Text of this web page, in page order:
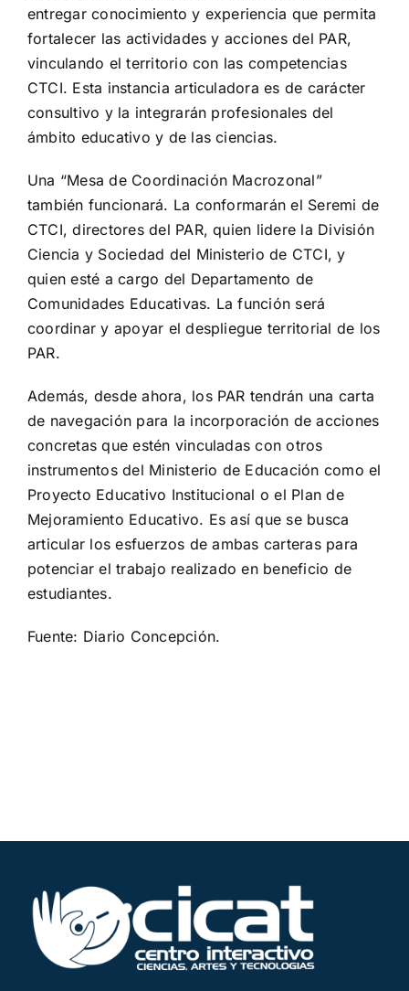
entregar conocimiento y experiencia que permita
fortalecer las actividades y acciones del PAR,
vinculando el territorio con las competencias
CTCI. Esta instancia articuladora es de carácter
consultivo y la integrarán profesionales del
ámbito educativo y de las ciencias.
Una “Mesa de Coordinación Macrozonal”
también funcionará. La conformarán el Seremi de
CTCI, directores del PAR, quien lidere la División
Ciencia y Sociedad del Ministerio de CTCI, y
quien esté a cargo del Departamento de
Comunidades Educativas. La función será
coordinar y apoyar el despliegue territorial de los
PAR.
Además, desde ahora, los PAR tendrán una carta
de navegación para la incorporación de acciones
concretas que estén vinculadas con otros
instrumentos del Ministerio de Educación como el
Proyecto Educativo Institucional o el Plan de
Mejoramiento Educativo. Es así que se busca
articular los esfuerzos de ambas carteras para
potenciar el trabajo realizado en beneficio de
estudiantes.
Fuente: Diario Concepción.